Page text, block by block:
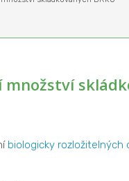
biologicky rozložitelných